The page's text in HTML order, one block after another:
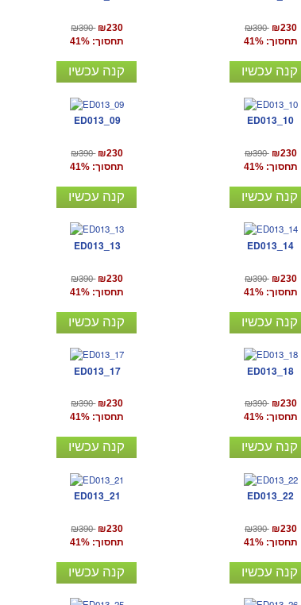
₪390 ₪230
תחסוך: 41%
קנה עכשיו
₪390 ₪230
תחסוך: 41%
קנה עכשיו
ED013_09
₪390 ₪230
תחסוך: 41%
קנה עכשיו
ED013_10
₪390 ₪230
תחסוך: 41%
קנה עכשיו
ED013_13
₪390 ₪230
תחסוך: 41%
קנה עכשיו
ED013_14
₪390 ₪230
תחסוך: 41%
קנה עכשיו
ED013_17
₪390 ₪230
תחסוך: 41%
קנה עכשיו
ED013_18
₪390 ₪230
תחסוך: 41%
קנה עכשיו
ED013_21
₪390 ₪230
תחסוך: 41%
קנה עכשיו
ED013_22
₪390 ₪230
תחסוך: 41%
קנה עכשיו